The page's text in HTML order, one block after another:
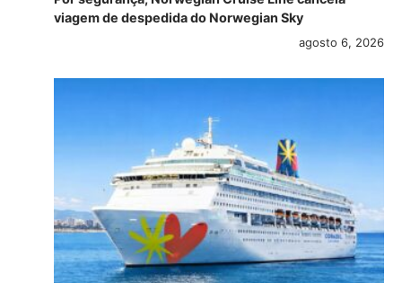
viagem de despedida do Norwegian Sky
agosto 6, 2026